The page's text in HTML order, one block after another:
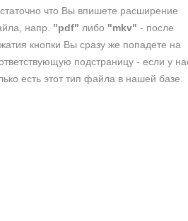
что Вы впишете расширение
напр. "pdf" либо "mkv" - после
кнопки Вы сразу же попадете на
подстраницу - если у
есть этот тип файла в нашей базе.